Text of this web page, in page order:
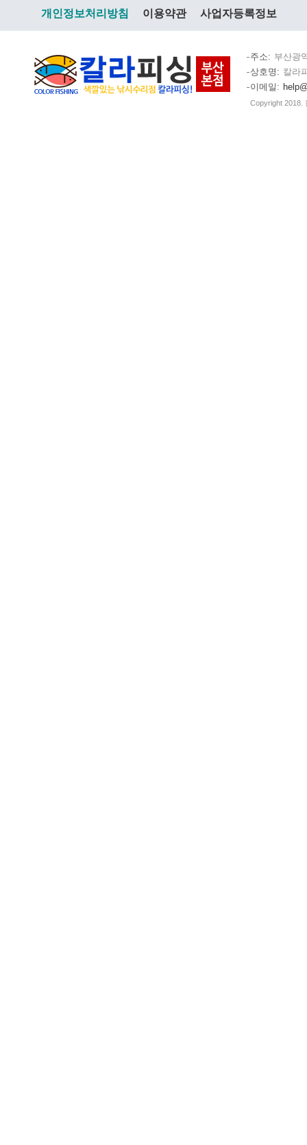
개인정보처리방침 이용약관 사업자등록정보
주소
부산광
상호명
칼라
이메일
Copyright 2018.